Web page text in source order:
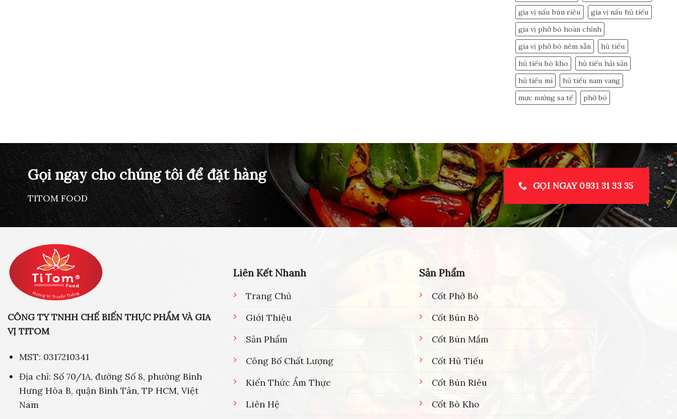
gia vị nấu bún riêu
gia vị nấu hủ tiếu
gia vị phở bò hoàn chỉnh
gia vị phở bò nêm sẵn
hủ tiếu
hủ tiếu bò kho
hủ tiếu hải sản
hủ tiếu mì
hủ tiếu nam vang
mực nướng sa tế
phở bò
Gọi ngay cho chúng tôi để đặt hàng
TITOM FOOD
GỌI NGAY 0931 31 33 35
CÔNG TY TNHH CHẾ BIẾN THỰC PHẨM VÀ GIA
VỊ TITOM
MST: 0317210341
Địa chỉ: Số 70/1A, đường Số 8, phường Bình
Hưng Hòa B, quận Bình Tân, TP HCM, Việt
Nam
Liên Kết Nhanh
Trang Chủ
Giới Thiệu
Sản Phẩm
Công Bố Chất Lượng
Kiến Thức Ẩm Thực
Liên Hệ
Sản Phẩm
Cốt Phở Bò
Cốt Bún Bò
Cốt Bún Mắm
Cốt Hủ Tiếu
Cốt Bún Riêu
Cốt Bò Kho